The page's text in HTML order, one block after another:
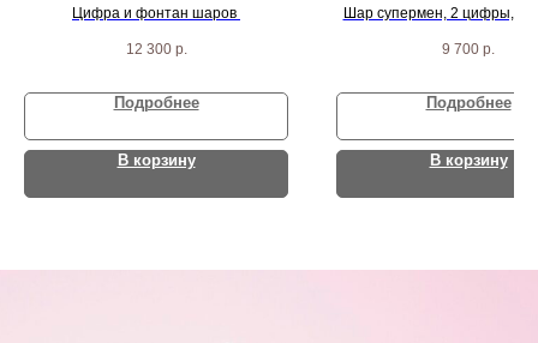
Цифра и фонтан шаров
12 300 р.
Подробнее
В корзину
Шар супермен, 2 цифры, 3
шарика
9 700 р.
Подробнее
В корзину